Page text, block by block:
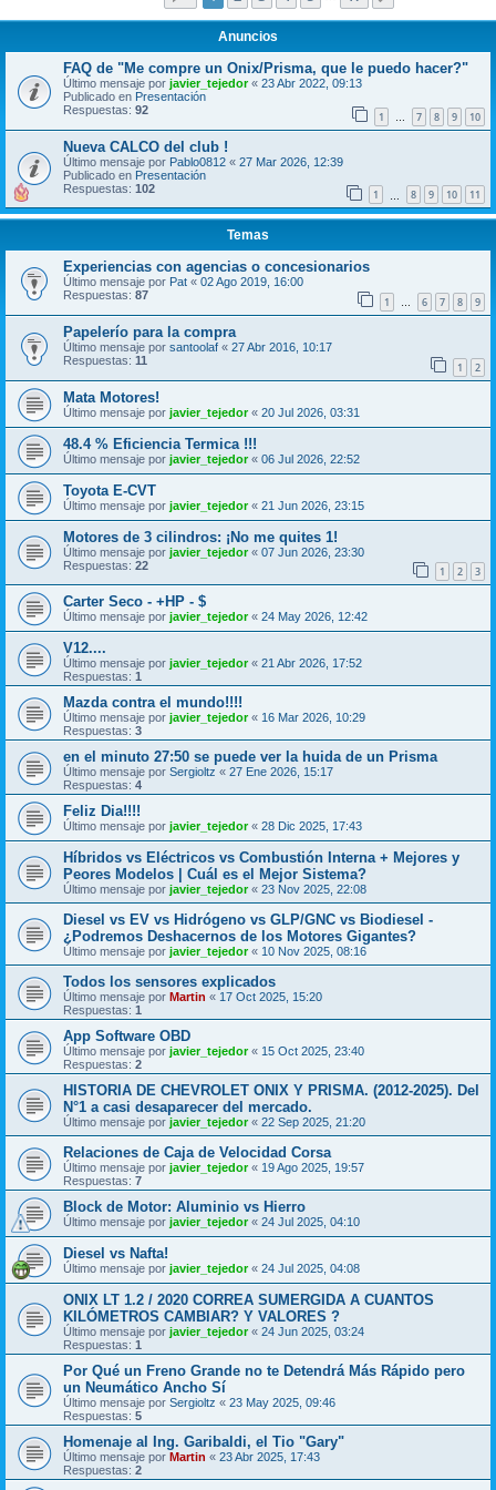
Anuncios
FAQ de "Me compre un Onix/Prisma, que le puedo hacer?"
Último mensaje por javier_tejedor« 23 Abr 2022, 09:13
Publicado en Presentación
Respuestas: 92 1 … 7 8 9 10
Nueva CALCO del club !
Último mensaje por Pablo0812 « 27 Mar 2026, 12:39
Publicado en Presentación
Respuestas: 102 1 8 9 10 11
Temas
Experiencias con agencias o concesionarios
Último mensaje por Pat « 02 Ago 2019, 16:00
Respuestas: 87 1 … 6 7 8 9
Papelerío para la compra
Último mensaje por santoolaf « 27 Abr 2016, 10:17
Respuestas: 11 1 2
Mata Motores!
Último mensaje por javier_tejedor« 20 Jul 2026, 03:31
48.4 % Eficiencia Termica !!!
Último mensaje por javier_tejedor« 06 Jul 2026, 22:52
Toyota E-CVT
Último mensaje por javier_tejedor« 21 Jun 2026, 23:15
Motores de 3 cilindros: ¡No me quites 1!
Último mensaje por javier_tejedor« 07 Jun 2026, 23:30
Respuestas: 22 1 2 3
Carter Seco - +HP - $
Último mensaje por javier_tejedor« 24 May 2026, 12:42
V12....
Último mensaje por javier_tejedor« 21 Abr 2026, 17:52
Respuestas: 1
Mazda contra el mundo!!!!
Último mensaje por javier_tejedor« 16 Mar 2026, 10:29
Respuestas: 3
en el minuto 27:50 se puede ver la huida de un Prisma
Último mensaje por Sergioltz « 27 Ene 2026, 15:17
Respuestas: 4
Feliz Dia!!!!
Último mensaje por javier_tejedor« 28 Dic 2025, 17:43
Híbridos vs Eléctricos vs Combustión Interna + Mejores y
Peores Modelos | Cuál es el Mejor Sistema?
Último mensaje por javier_tejedor« 23 Nov 2025, 22:08
Diesel vs EV vs Hidrógeno vs GLP/GNC vs Biodiesel -
¿Podremos Deshacernos de los Motores Gigantes?
Último mensaje por javier_tejedor« 10 Nov 2025, 08:16
Todos los sensores explicados
Último mensaje por Martin « 17 Oct 2025, 15:20
Respuestas: 1
App Software OBD
Último mensaje por javier_tejedor« 15 Oct 2025, 23:40
Respuestas: 2
HISTORIA DE CHEVROLET ONIX Y PRISMA. (2012-2025). Del
N°1 a casi desaparecer del mercado.
Último mensaje por javier_tejedor« 22 Sep 2025, 21:20
Relaciones de Caja de Velocidad Corsa
Último mensaje por javier_tejedor« 19 Ago 2025, 19:57
Respuestas: 7
Block de Motor: Aluminio vs Hierro
Último mensaje por javier_tejedor« 24 Jul 2025, 04:10
Diesel vs Nafta!
Último mensaje por javier_tejedor« 24 Jul 2025, 04:08
ONIX LT 1.2 / 2020 CORREA SUMERGIDA A CUANTOS
KILÓMETROS CAMBIAR? Y VALORES ?
Último mensaje por javier_tejedor« 24 Jun 2025, 03:24
Respuestas: 1
Por Qué un Freno Grande no te Detendrá Más Rápido pero
un Neumático Ancho Sí
Último mensaje por Sergioltz « 23 May 2025, 09:46
Respuestas: 5
Homenaje al Ing. Garibaldi, el Tio "Gary"
Último mensaje por Martin « 23 Abr 2025, 17:43
Respuestas: 2